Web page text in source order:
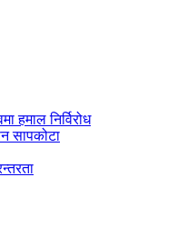
हमाल निर्विरोध
सापकोटा